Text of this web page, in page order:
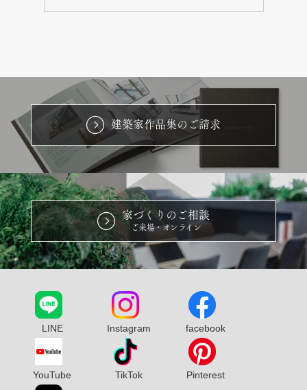
建築家作品集のご請求
家づくりのご相談
ご来場・オンライン
LINE Instagram facebook
YouTube TikTok Pinterest